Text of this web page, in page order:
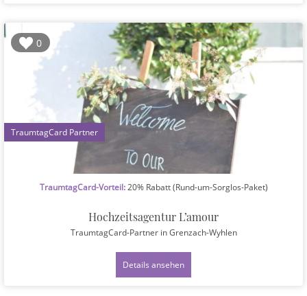
0
TraumtagCard-Vorteil:20% Rabatt (Rund-um-Sorglos-Paket)
Hochzeitsagentur L’amour
TraumtagCard-Partner in Grenzach-Wyhlen
Details ansehen